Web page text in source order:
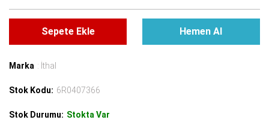
Sepete Ekle Hemen Al
Marka : İthal
Stok Kodu: 6R0407366
Stok Durumu: Stokta Var